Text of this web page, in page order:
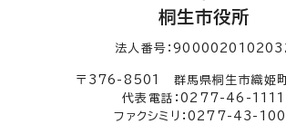
桐生市役所
法人番号：
〒376-8501 群馬県桐生市織姫
代表電話：0277-46-1111
ファクシミリ：0277-43-